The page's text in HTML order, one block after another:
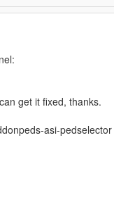
get it fixed, thanks.
asi-pedselector